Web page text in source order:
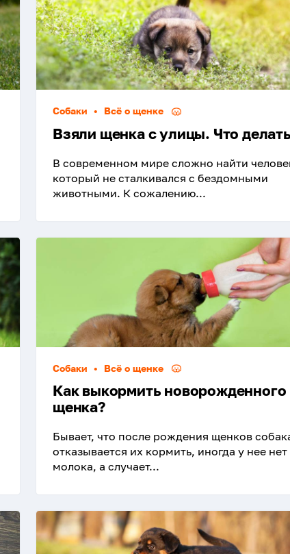
Собаки • Всё о щенке
Взяли щенка с улицы. Что
В современном мире сложно найти
который не сталкивался с бездомными
животными. К сожалению...
Собаки • Всё о щенке
Как выкормить новорожденного
щенка?
Бывает, что после рождения щенков
отказывается их кормить, иногда у нее нет
молока, а случает...